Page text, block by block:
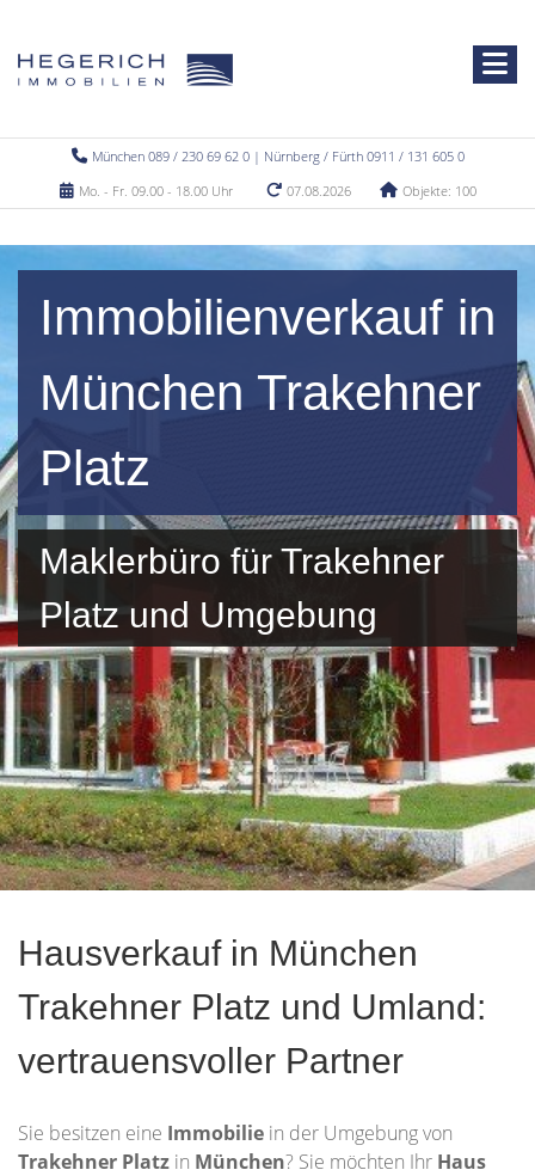
München 089 / 230 69 62 0 | Nürnberg / Fürth 0911 / 131 605 0
Mo. - Fr. 09.00 - 18.00 Uhr
07.08.2026 Objekte: 100
Immobilienverkauf in
München Trakehner
Platz
Maklerbüro für Trakehner
Platz und Umgebung
Hausverkauf in München
Trakehner Platz und Umland:
vertrauensvoller Partner
Sie besitzen eine Immobilie in der Umgebung von
Trakehner Platz in München? Sie möchten Ihr Haus